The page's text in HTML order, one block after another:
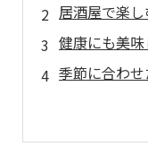
居酒屋で楽
健康にも美
季節に合わ